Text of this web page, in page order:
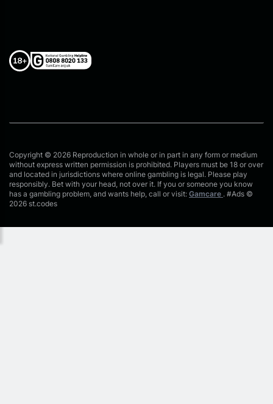
Copyright © 2026 Reproduction in whole or in part in any form or medium
without express written permission is prohibited. Players must be 18 or over
and located in jurisdictions where online gambling is legal. Please play
responsibly. Bet with your head, not over it. If you or someone you know
has a gambling problem, and wants help, call or visit: Gamcare . #Ads ©
2026 st.codes